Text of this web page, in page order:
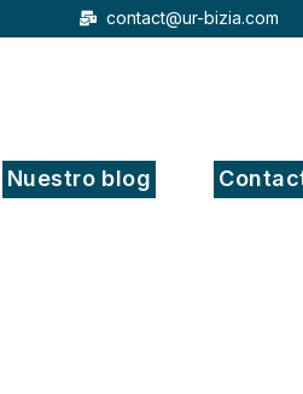
contact@ur-bizia.com
Nuestro blog